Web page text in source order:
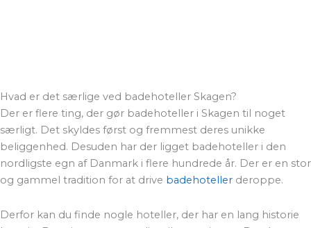
Hvad er det særlige ved badehoteller Skagen?
Der er flere ting, der gør badehoteller i Skagen til noget
særligt. Det skyldes først og fremmest deres unikke
beliggenhed. Desuden har der ligget badehoteller i den
nordligste egn af Danmark i flere hundrede år. Der er en stor
og gammel tradition for at drive badehoteller deroppe.
Derfor kan du finde nogle hoteller, der har en lang historie